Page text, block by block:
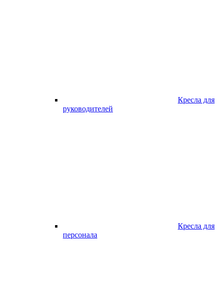
Кресла для
руководителей
Кресла для
персонала